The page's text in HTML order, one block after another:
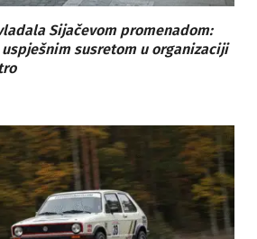
Sijačevom promenadom:
susretom u organizaciji